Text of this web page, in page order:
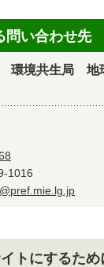
問い合わせ先
環境共生局 地
1016
トにするた